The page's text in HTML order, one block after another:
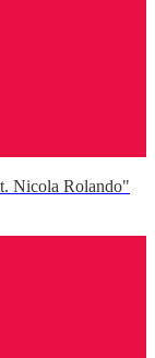
Nicola Rolando"